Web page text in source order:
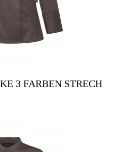
3 FARBEN STRECH